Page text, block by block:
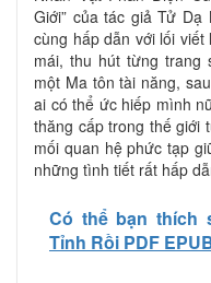
Giới” của tác giả Tử
cùng hấp dẫn với lối
mái, thu hút từng trang
một Ma tôn tài năng,
ai có thể ức hiếp mình
thăng cấp trong thế giới
mối quan hệ phức tạp
những tình tiết rất hấp
Có thể bạn thích
Tỉnh Rồi PDF